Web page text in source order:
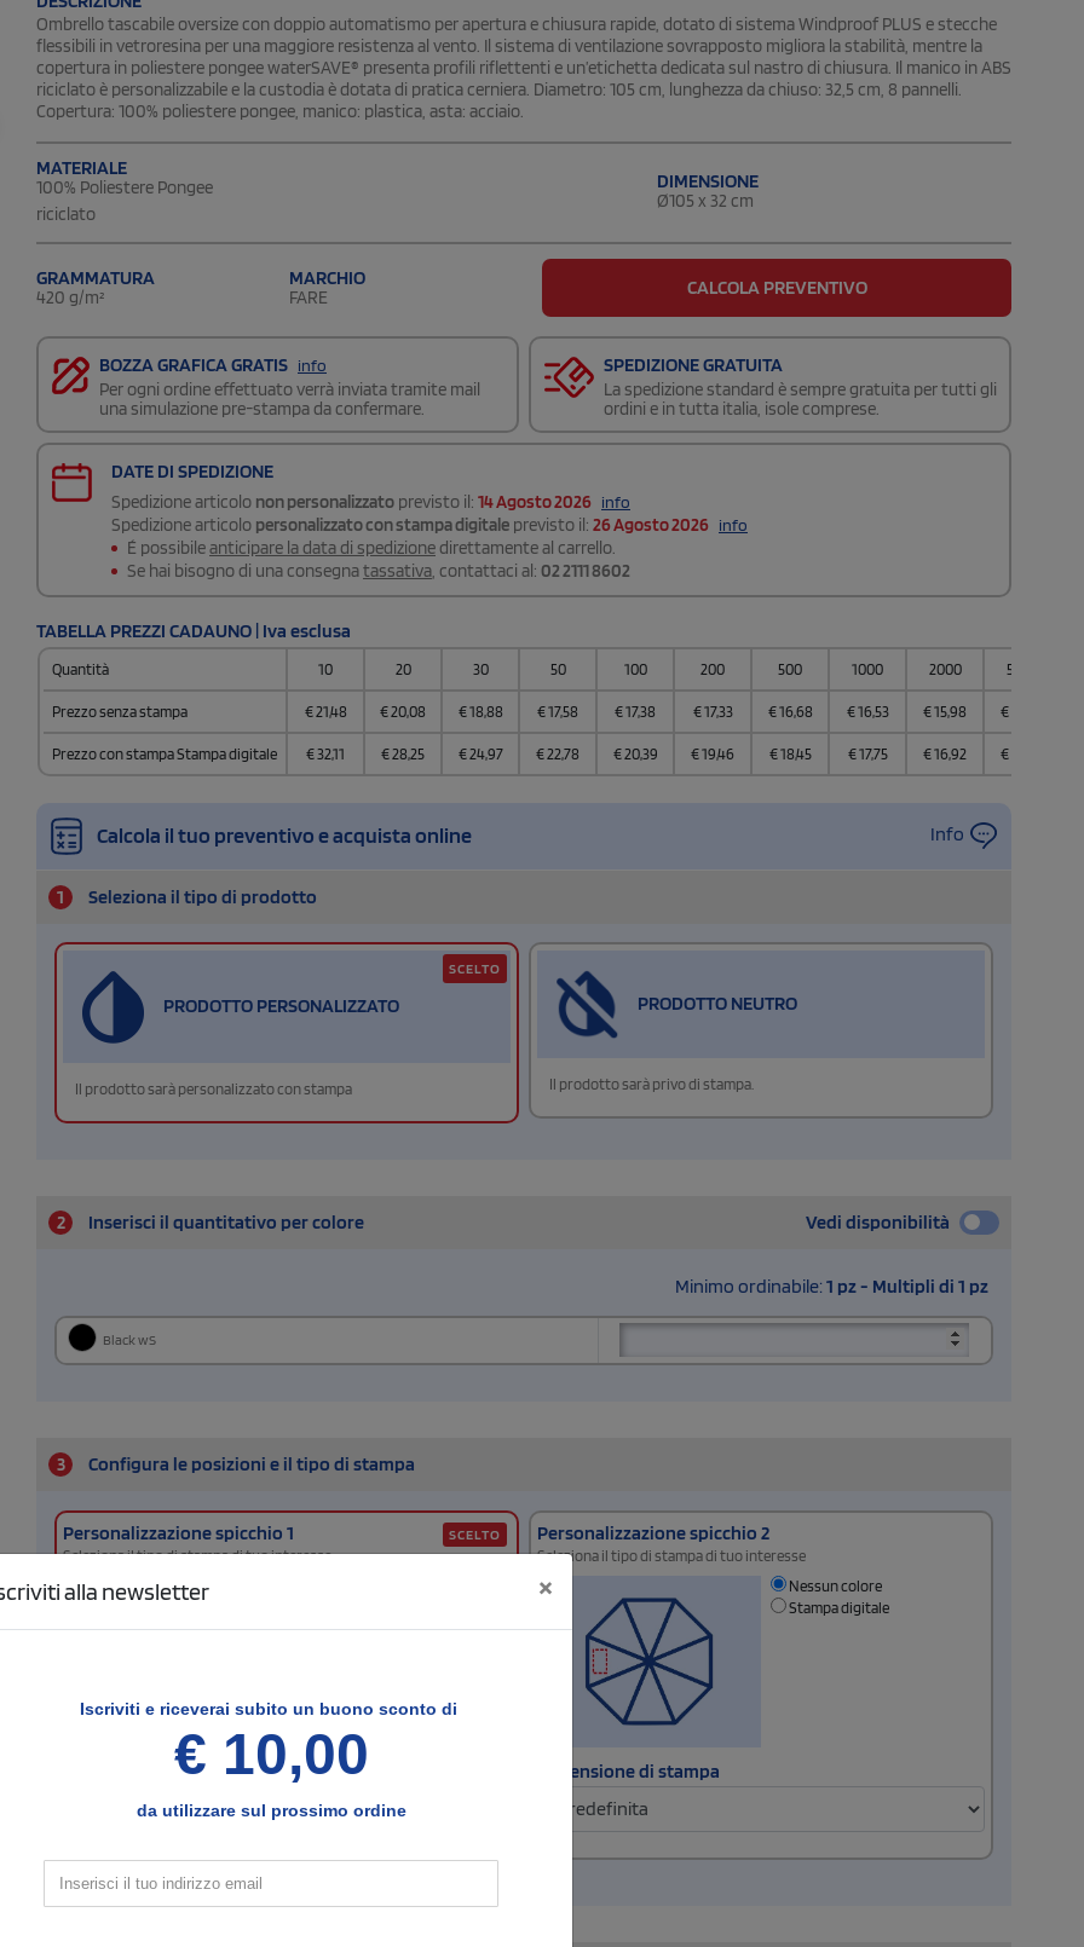
Ombrello tascabile oversize con doppio automatismo per apertura e chiusura rapide, dotato di sistema Windproof PLUS e stecche
flessibili in vetroresina per una maggiore resistenza al vento. Il sistema di ventilazione sovrapposto migliora la stabilità, mentre la
copertura in poliestere pongee waterSAVE® presenta profili riflettenti e un’etichetta dedicata sul nastro di chiusura. Il manico in ABS
riciclato è personalizzabile e la custodia è dotata di pratica cerniera. Diametro: 105 cm, lunghezza da chiuso: 32,5 cm, 8 pannelli.
Copertura: 100% poliestere pongee, manico: plastica, asta: acciaio.
MATERIALE
100% Poliestere Pongee
riciclato
DIMENSIONE
Ø105 x 32 cm
GRAMMATURA
420 g/m²
MARCHIO
FARE CALCOLA PREVENTIVO
BOZZA GRAFICA GRATIS info
Per ogni ordine effettuato verrà inviata tramite mail
una simulazione pre-stampa da confermare.
SPEDIZIONE GRATUITA
La spedizione standard è sempre gratuita per tutti gli
ordini e in tutta italia, isole comprese.
DATE DI SPEDIZIONE
Spedizione articolo non personalizzato previsto il: 14 Agosto 2026 info
Spedizione articolo personalizzato con stampa digitale previsto il: 26 Agosto 2026 info
É possibileanticipare la data di spedizionedirettamente al carrello.
Se hai bisogno di una consegnatassativa , contattaci al: 02 2111 8602
TABELLA PREZZI CADAUNO | Iva esclusa
Quantità 10 20 30 50 100 200 500 1000 2000 5000
Prezzo senza stampa €21,48 €20,08 €18,88 €17,58 €17,38 €17,33 €16,68 €16,53 €15,98 €
Prezzo con stampa Stampa digitale €32,11 €28,25 €24,97 €22,78 €20,39 €19,46 €18,45 €17,75 €16,92 €
Calcola il tuo preventivo e acquista online Info
1 Seleziona il tipo di prodotto
PRODOTTO PERSONALIZZATO
Il prodotto sarà personalizzato con stampa
SCELTO
PRODOTTO NEUTRO
Il prodotto sarà privo di stampa.
2 Inserisci il quantitativo per colore Vedi disponibilità
Minimo ordinabile: 1 pz - Multipli di 1 pz
Black wS
3 Configura le posizioni e il tipo di stampa
Personalizzazione spicchio 1
Seleziona il tipo di stampa di tuo interesse
Dimensione di stampa
SCELTO Personalizzazione spicchio 2
Seleziona il tipo di stampa di tuo interesse
Nessun colore
Stampa digitale
Dimensione di stampa
alla newsletter ×
Iscriviti e riceverai subito un buono sconto di
€ 10,00
da utilizzare sul prossimo ordine